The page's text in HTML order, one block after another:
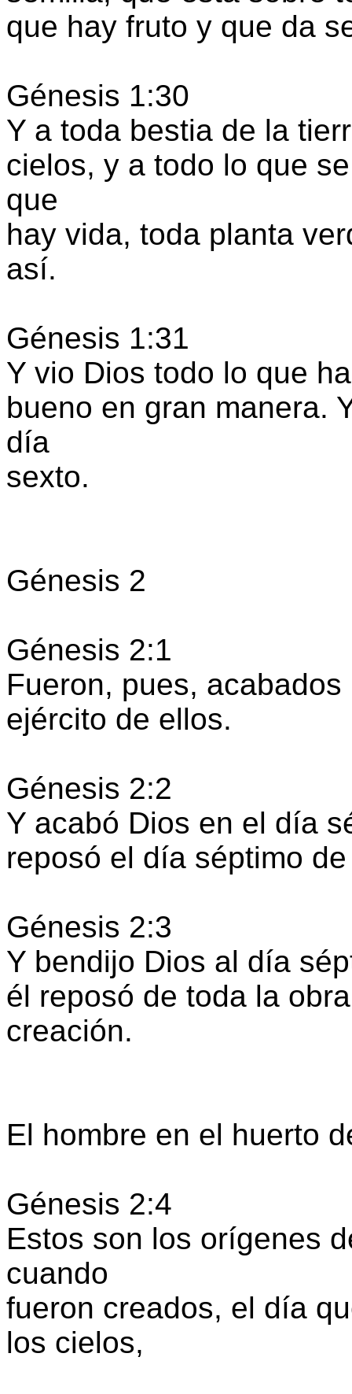
que hay fruto y que da
Génesis 1:30
Y a toda bestia de la
cielos, y a todo lo que
que
hay vida, toda planta
así.
Génesis 1:31
Y vio Dios todo lo que
bueno en gran manera.
día
sexto.
Génesis 2
Génesis 2:1
Fueron, pues,
ejército de ellos.
Génesis 2:2
Y acabó Dios en el día
reposó el día séptimo
Génesis 2:3
Y bendijo Dios al día
él reposó de toda la
creación.
El hombre en el huerto
Génesis 2:4
Estos son los orígenes
cuando
fueron creados, el día
los cielos,